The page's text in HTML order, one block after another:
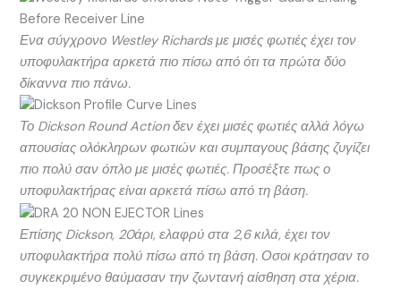
Ενα σύγχρονο Westley Richards με μισές φωτιές έχει τον
υποφυλακτήρα αρκετά πιο πίσω από ότι τα πρώτα δύο
δίκαννα πιο πάνω.
Το Dickson Round Action δεν έχει μισές φωτιές αλλά λόγω
απουσίας ολόκληρων φωτιών και συμπαγους βάσης ζυγίζει
πιο πολύ σαν όπλο με μισές φωτιές. Προσέξτε πως ο
υποφυλακτήρας είναι αρκετά πίσω από τη βάση.
Επίσης Dickson, 20άρι, ελαφρύ στα 2,6 κιλά, έχει τον
υποφυλακτήρα πολύ πίσω από τη βάση. Οσοι κράτησαν το
συγκεκριμένο θαύμασαν την ζωντανή αίσθηση στα χέρια.